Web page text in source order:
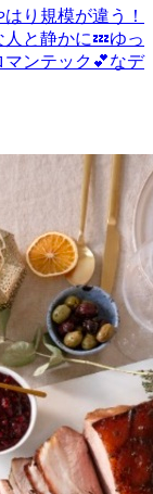
り規模が違う！
と静かに💤ゆっ
マンテック💕なデ